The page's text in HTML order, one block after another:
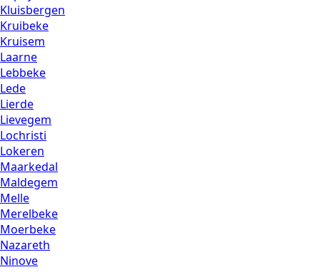
Kluisbergen
Kruibeke
Kruisem
Laarne
Lebbeke
Lede
Lierde
Lievegem
Lochristi
Lokeren
Maarkedal
Maldegem
Melle
Merelbeke
Moerbeke
Nazareth
Ninove